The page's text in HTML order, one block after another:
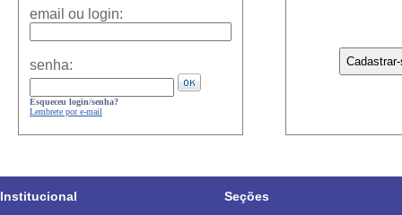
email ou login:
senha:
Esqueceu login/senha?
Lembrete por e-mail
Institucional Seções